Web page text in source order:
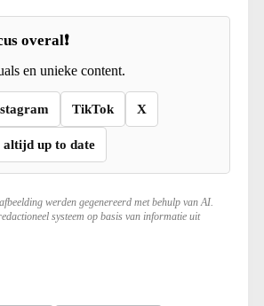
overal❗
en unieke content.
TikTok X
up to date
werden gegenereerd met behulp van AI.
systeem op basis van informatie uit